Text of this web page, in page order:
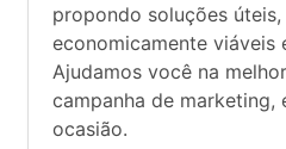
propondo soluções
economicamente viáveis
Ajudamos você na
campanha de marketing,
ocasião.